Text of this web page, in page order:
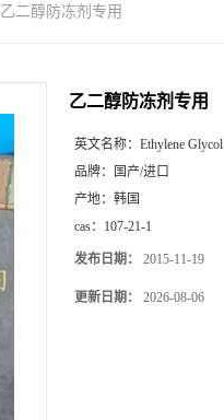
乙二醇防冻剂专用
乙二醇防冻剂专用
英文名称： Ethylene Glycol
品牌：
国产/进口
产地： 韩国
cas： 107-21-1
发布日期： 2015-11-19
更新日期： 2026-08-06